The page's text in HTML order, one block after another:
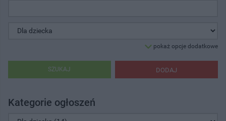
pokaż opcje dodatkowe
DODAJ
SZUKAJ
Kategorie ogłoszeń